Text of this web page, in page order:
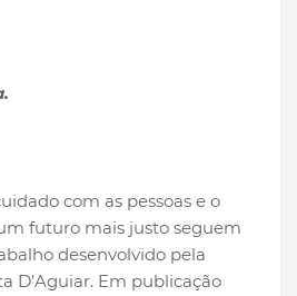
com as pessoas e o
futuro mais justo seguem
desenvolvido pela
D’Aguiar. Em publicação